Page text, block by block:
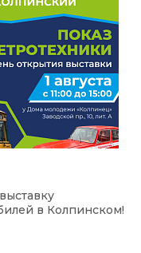
в Колпинском!